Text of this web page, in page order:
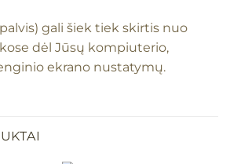
gali šiek tiek skirtis nuo
dėl Jūsų kompiuterio,
ekrano nustatymų.